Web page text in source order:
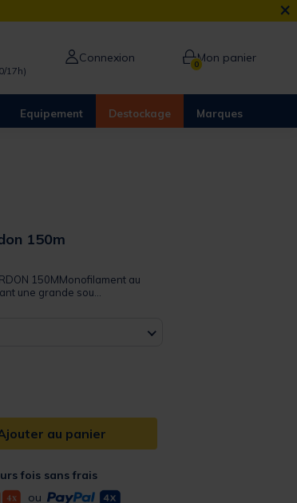
×
17h)
Connexion 0Mon panier
Equipement Destockage Marques
150m
Rating
150MMonofilament au
une grande sou...
au panier
fois sans frais
ou